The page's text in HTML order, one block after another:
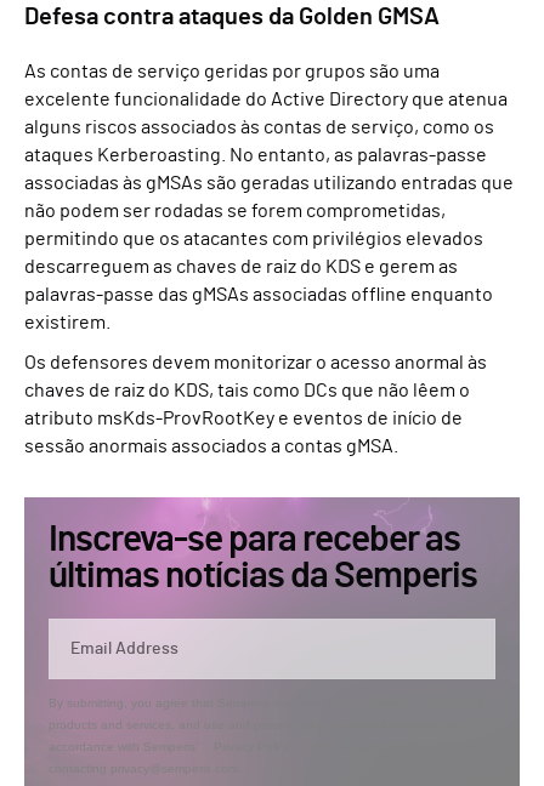
Defesa contra ataques da Golden GMSA
As contas de serviço geridas por grupos são uma
excelente funcionalidade do Active Directory que atenua
alguns riscos associados às contas de serviço, como os
ataques Kerberoasting. No entanto, as palavras-passe
associadas às gMSAs são geradas utilizando entradas que
não podem ser rodadas se forem comprometidas,
permitindo que os atacantes com privilégios elevados
descarreguem as chaves de raiz do KDS e gerem as
palavras-passe das gMSAs associadas offline enquanto
existirem.
Os defensores devem monitorizar o acesso anormal às
chaves de raiz do KDS, tais como DCs que não lêem o
atributo msKds-ProvRootKey e eventos de início de
sessão anormais associados a contas gMSA.
Inscreva-se para receber as
últimas notícias da Semperis
By submitting, you agree that Semperis may send you information regarding its
products and services, and use and process your personal information in
accordance with Semperis’
contacting privacy@semperis.com.